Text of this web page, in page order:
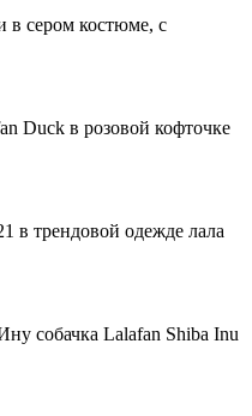
в сером костюме, с
Duck в розовой кофточке
в трендовой одежде лала
собачка Lalafan Shiba Inu